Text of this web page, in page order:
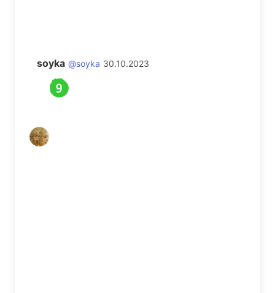
soyka @soyka 30.10.2023